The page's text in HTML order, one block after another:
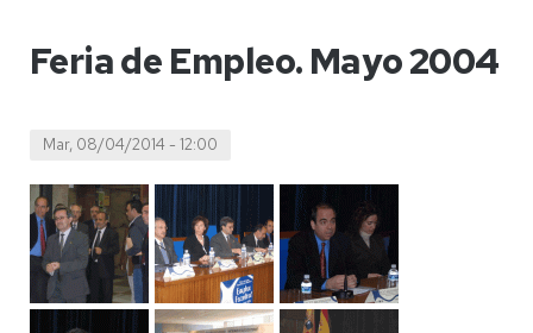
Feria de Empleo. Mayo 2004
Mar, 08/04/2014 - 12:00